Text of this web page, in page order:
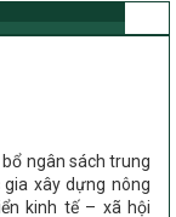
tình hình thực
bàn
xây dựng nông
kinh tế – xã hội
giai đoạn 2026 –